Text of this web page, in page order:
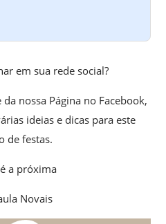
em sua rede social?
nossa Página no Facebook,
ideias e dicas para este
de festas.
a próxima
Novais